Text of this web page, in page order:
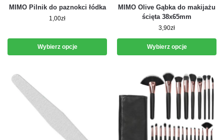
MIMO Pilnik do paznokci łódka
1,00zł
Wybierz opcje
MIMO Olive Gąbka do makijażu
ścięta 38x65mm
3,90zł
Wybierz opcje